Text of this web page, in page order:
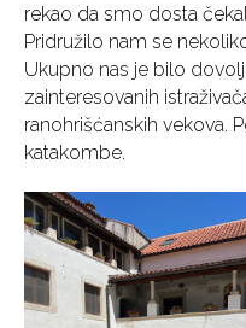
rekao da smo dosta
Pridružilo nam se
Ukupno nas je bilo
zainteresovanih
ranohrišćanskih vekova.
katakombe.